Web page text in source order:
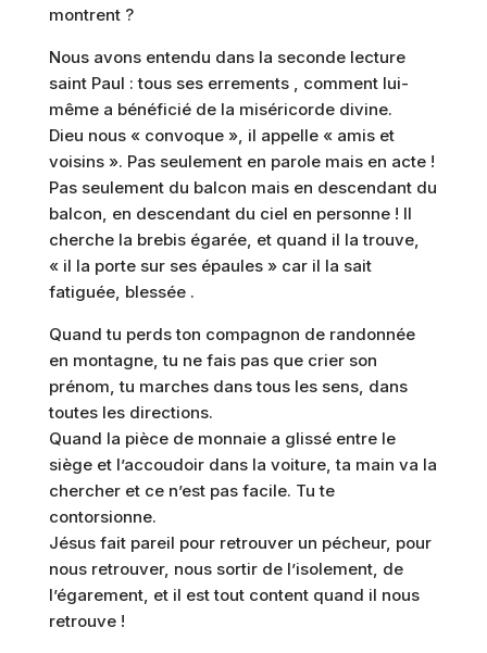
montrent ?
Nous avons entendu dans la seconde lecture
saint Paul : tous ses errements , comment lui-
même a bénéficié de la miséricorde divine.
Dieu nous « convoque », il appelle « amis et
voisins ». Pas seulement en parole mais en acte !
Pas seulement du balcon mais en descendant du
balcon, en descendant du ciel en personne ! Il
cherche la brebis égarée, et quand il la trouve,
« il la porte sur ses épaules » car il la sait
fatiguée, blessée .
Quand tu perds ton compagnon de randonnée
en montagne, tu ne fais pas que crier son
prénom, tu marches dans tous les sens, dans
toutes les directions.
Quand la pièce de monnaie a glissé entre le
siège et l’accoudoir dans la voiture, ta main va la
chercher et ce n’est pas facile. Tu te
contorsionne.
Jésus fait pareil pour retrouver un pécheur, pour
nous retrouver, nous sortir de l’isolement, de
l’égarement, et il est tout content quand il nous
retrouve !